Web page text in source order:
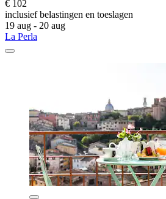
€ 102
inclusief belastingen en toeslagen
19 aug - 20 aug
La Perla